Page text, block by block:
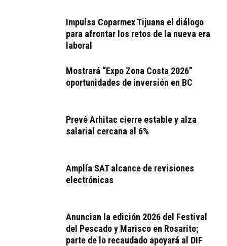
Impulsa Coparmex Tijuana el diálogo
para afrontar los retos de la nueva era
laboral
Mostrará “Expo Zona Costa 2026”
oportunidades de inversión en BC
Prevé Arhitac cierre estable y alza
salarial cercana al 6%
Amplía SAT alcance de revisiones
electrónicas
Anuncian la edición 2026 del Festival
del Pescado y Marisco en Rosarito;
parte de lo recaudado apoyará al DIF